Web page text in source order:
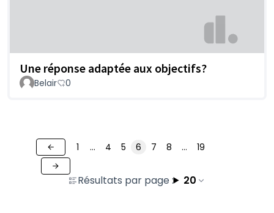
Une réponse adaptée aux objectifs?
Belair 0
Résultats par page : 20
1 … 4 5 6 7 8 … 19